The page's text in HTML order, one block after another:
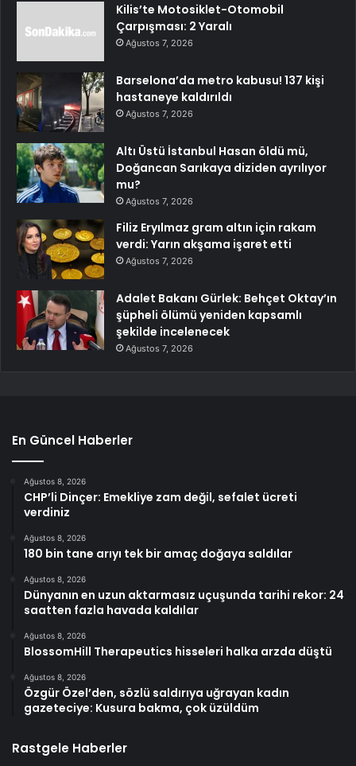
Kilis’te Motosiklet-Otomobil
Çarpışması: 2 Yaralı
Ağustos 7, 2026
Barselona’da metro kabusu! 137 kişi
hastaneye kaldırıldı
Ağustos 7, 2026
Altı Üstü İstanbul Hasan öldü mü,
Doğancan Sarıkaya diziden ayrılıyor
mu?
Ağustos 7, 2026
Filiz Eryılmaz gram altın için rakam
verdi: Yarın akşama işaret etti
Ağustos 7, 2026
Adalet Bakanı Gürlek: Behçet Oktay’ın
şüpheli ölümü yeniden kapsamlı
şekilde incelenecek
Ağustos 7, 2026
En Güncel Haberler
Ağustos 8, 2026
CHP’li Dinçer: Emekliye zam değil, sefalet ücreti
verdiniz
Ağustos 8, 2026
180 bin tane arıyı tek bir amaç doğaya saldılar
Ağustos 8, 2026
Dünyanın en uzun aktarmasız uçuşunda tarihi rekor: 24
saatten fazla havada kaldılar
Ağustos 8, 2026
BlossomHill Therapeutics hisseleri halka arzda düştü
Ağustos 8, 2026
Özgür Özel’den, sözlü saldırıya uğrayan kadın
gazeteciye: Kusura bakma, çok üzüldüm
Rastgele Haberler